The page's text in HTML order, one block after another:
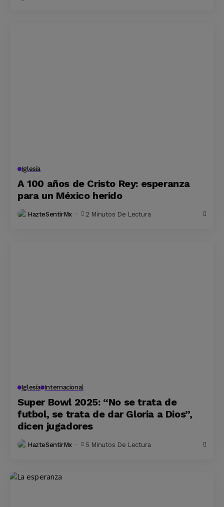
Iglesía
A 100 años de Cristo Rey: esperanza
para un México herido
HazteSentirMx 2 Minutos De Lectura
Iglesía Internacional
Super Bowl 2025: “No se trata de
futbol, se trata de dar Gloria a Dios”,
dicen jugadores
HazteSentirMx 5 Minutos De Lectura